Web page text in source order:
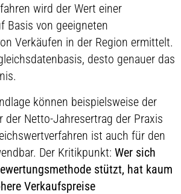
wird der Wert einer
Basis von geeigneten
Verkäufen in der Region ermittelt.
desto genauer das
können beispielsweise der
der Netto-Jahresertrag der Praxis
ist auch für den
Der Kritikpunkt: Wer sich
stützt, hat kaum
Verkaufspreise